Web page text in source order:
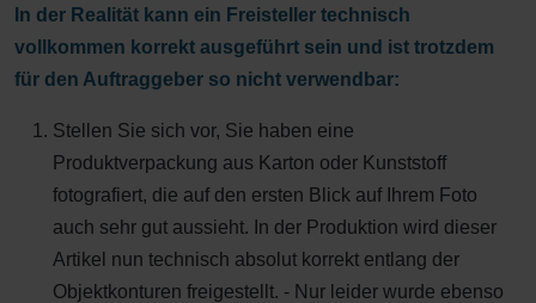
In der Realität kann ein Freisteller technisch
vollkommen korrekt ausgeführt sein und ist trotzdem
für den Auftraggeber so nicht verwendbar:
Stellen Sie sich vor, Sie haben eine
Produktverpackung aus Karton oder Kunststoff
fotografiert, die auf den ersten Blick auf Ihrem Foto
auch sehr gut aussieht. In der Produktion wird dieser
Artikel nun technisch absolut korrekt entlang der
Objektkonturen freigestellt. - Nur leider wurde ebenso